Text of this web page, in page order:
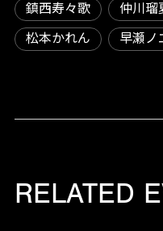
鎮西寿々歌
仲川瑠
松本かれん
早瀬ノ
RELATED